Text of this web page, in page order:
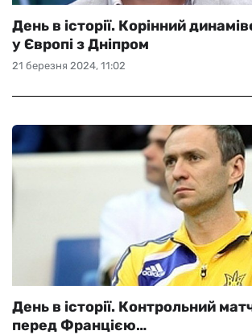
21 березня 2024, 11:02
День в історії. Корінний
у Європі з Дніпром
День в історії. Контрольний
перед Францією…